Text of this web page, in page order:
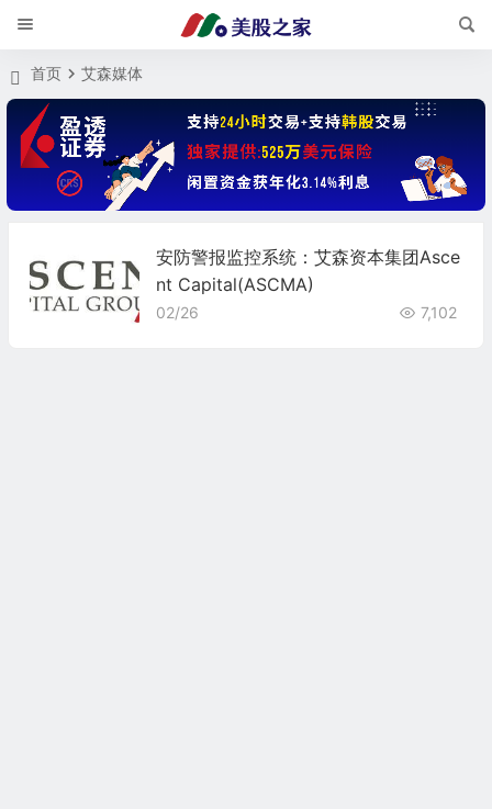
首页 艾森媒体
安防警报监控系统：艾森资本集团Asce
nt Capital(ASCMA)
02/26 7,102